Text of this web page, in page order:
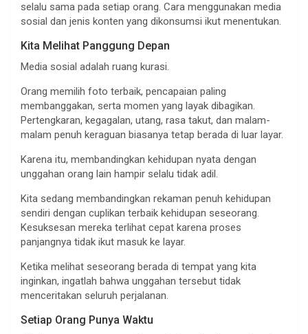
selalu sama pada setiap orang. Cara menggunakan media
sosial dan jenis konten yang dikonsumsi ikut menentukan.
Kita Melihat Panggung Depan
Media sosial adalah ruang kurasi.
Orang memilih foto terbaik, pencapaian paling
membanggakan, serta momen yang layak dibagikan.
Pertengkaran, kegagalan, utang, rasa takut, dan malam-
malam penuh keraguan biasanya tetap berada di luar layar.
Karena itu, membandingkan kehidupan nyata dengan
unggahan orang lain hampir selalu tidak adil.
Kita sedang membandingkan rekaman penuh kehidupan
sendiri dengan cuplikan terbaik kehidupan seseorang.
Kesuksesan mereka terlihat cepat karena proses
panjangnya tidak ikut masuk ke layar.
Ketika melihat seseorang berada di tempat yang kita
inginkan, ingatlah bahwa unggahan tersebut tidak
menceritakan seluruh perjalanan.
Setiap Orang Punya Waktu